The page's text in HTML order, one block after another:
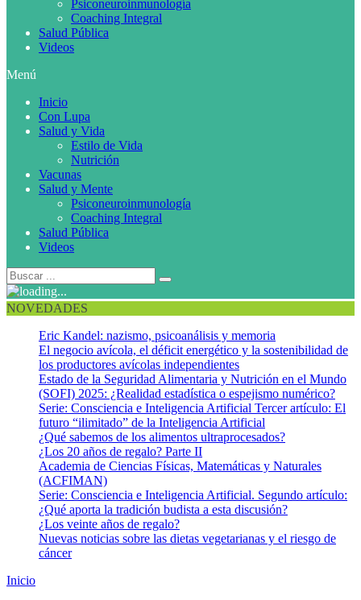
Psiconeuroinmunología
Coaching Integral
Salud Pública
Videos
Menú
Inicio
Con Lupa
Salud y Vida
Estilo de Vida
Nutrición
Vacunas
Salud y Mente
Psiconeuroinmunología
Coaching Integral
Salud Pública
Videos
NOVEDADES
Eric Kandel: nazismo, psicoanálisis y memoria
El negocio avícola, el déficit energético y la sostenibilidad de
los productores avícolas independientes
Estado de la Seguridad Alimentaria y Nutrición en el Mundo
(SOFI) 2025: ¿Realidad estadística o espejismo numérico?
Serie: Consciencia e Inteligencia Artificial Tercer artículo: El
futuro “ilimitado” de la Inteligencia Artificial
¿Qué sabemos de los alimentos ultraprocesados?
¿Los 20 años de regalo? Parte II
Academia de Ciencias Físicas, Matemáticas y Naturales
(ACFIMAN)
Serie: Consciencia e Inteligencia Artificial. Segundo artículo:
¿Qué aporta la tradición budista a esta discusión?
¿Los veinte años de regalo?
Nuevas noticias sobre las dietas vegetarianas y el riesgo de
cáncer
Inicio